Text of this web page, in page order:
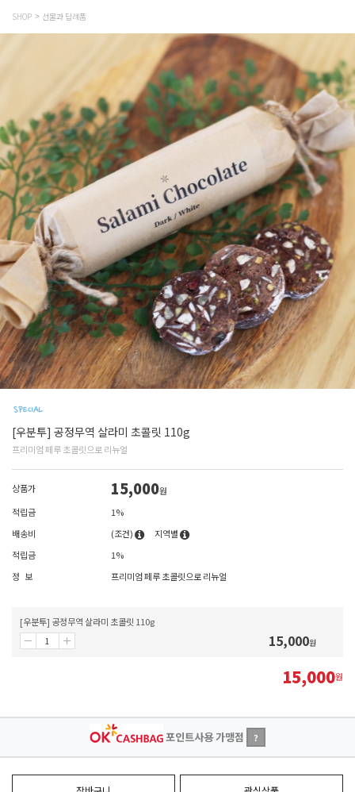
SHOP 선물과 답례품
[우분투] 공정무역 살라미 초콜릿 110g
프리미엄 페루 초콜릿으로 리뉴얼
상품가 15,000원
적립금
1%
배송비
(조건)
지역별
적립금
1%
정 보
프리미엄 페루 초콜릿으로 리뉴얼
[우분투] 공정무역 살라미 초콜릿 110g
15,000원
15,000원
포인트사용 가맹점 ?